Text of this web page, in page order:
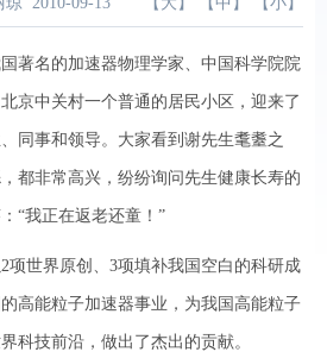
名的加速器物理学家、中国科学院院
京中关村一个普通的居民小区，迎来了
同事和领导。大家看到谢先生耄耋之
都非常高兴，纷纷询问先生健康长寿的
“我正在返老还童！”
世界原创、3项填补我国空白的科研成
高能粒子加速器事业，为我国高能粒子
科技前沿，做出了杰出的贡献。